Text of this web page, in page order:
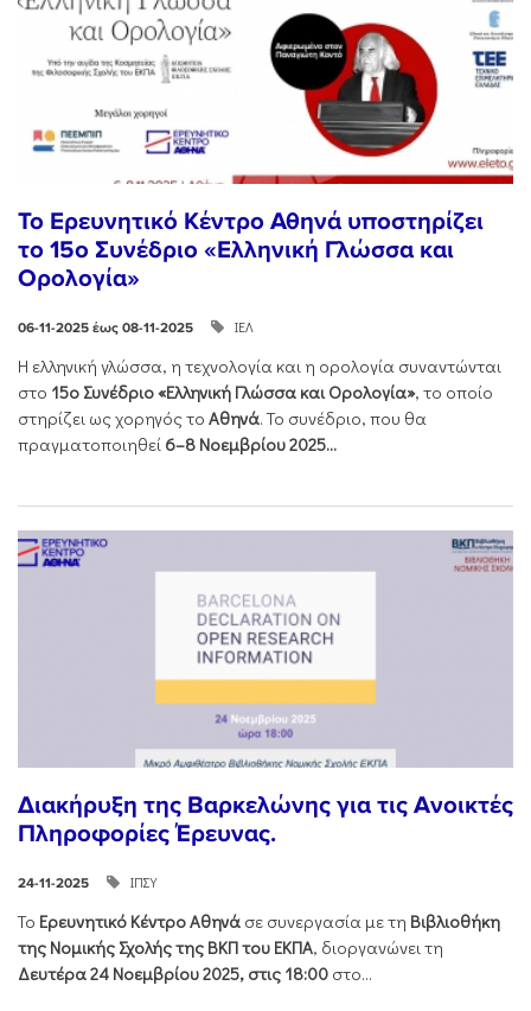
Το Ερευνητικό Κέντρο Αθηνά υποστηρίζει
το 15ο Συνέδριο «Ελληνική Γλώσσα και
Ορολογία»
06-11-2025 έως 08-11-2025 ΙΕΛ
Η ελληνική γλώσσα, η τεχνολογία και η ορολογία συναντώνται
στο 15ο Συνέδριο «Ελληνική Γλώσσα και Ορολογία», το οποίο
στηρίζει ως χορηγός το Αθηνά. Το συνέδριο, που θα
πραγματοποιηθεί 6–8 Νοεμβρίου 2025...
Διακήρυξη της Βαρκελώνης για τις Ανοικτές
Πληροφορίες Έρευνας.
24-11-2025 ΙΠΣΥ
Το Ερευνητικό Κέντρο Αθηνά σε συνεργασία με τη Βιβλιοθήκη
της Νομικής Σχολής της ΒΚΠ του ΕΚΠΑ, διοργανώνει τη
Δευτέρα 24 Νοεμβρίου 2025, στις 18:00 στο...